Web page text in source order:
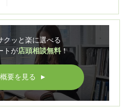
クッと楽に選べる
トが店頭相談無料！
要を見る ▲